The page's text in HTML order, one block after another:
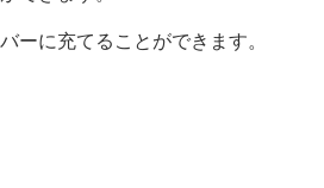
に充てることができます。